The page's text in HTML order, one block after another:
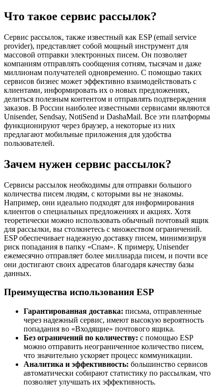
Что такое сервис рассылок?
Сервис рассылок, также известный как ESP (email service
provider), представляет собой мощный инструмент для
массовой отправки электронных писем. Он позволяет
компаниям отправлять сообщения сотням, тысячам и даже
миллионам получателей одновременно. С помощью таких
сервисов бизнес может эффективно взаимодействовать с
клиентами, информировать их о новых предложениях,
делиться полезным контентом и отправлять подтверждения
заказов. В России наиболее известными сервисами являются
Unisender, Sendsay, NotiSend и DashaMail. Все эти платформы
функционируют через браузер, а некоторые из них
предлагают мобильные приложения для удобства
пользователей.
Зачем нужен сервис рассылок?
Сервисы рассылок необходимы для отправки большого
количества писем людям, с которыми вы не знакомы.
Например, они идеально подходят для информирования
клиентов о специальных предложениях и акциях. Хотя
теоретически можно использовать обычный почтовый ящик
для рассылки, вы столкнетесь с множеством ограничений.
ESP обеспечивает надежную доставку писем, минимизируя
риск попадания в папку «Спам». К примеру, Unisender
ежемесячно отправляет более миллиарда писем, и почти все
они достигают своих адресатов благодаря качеству базы
данных.
Преимущества использования ESP
Гарантированная доставка: письма, отправленные
через надежный сервис, имеют высокую вероятность
попадания во «Входящие» почтового ящика.
Без ограничений по количеству: с помощью ESP
можно отправить неограниченное количество писем,
что значительно ускоряет процесс коммуникации.
Аналитика и эффективность: большинство сервисов
автоматически собирают статистику по рассылкам, что
позволяет улучшать их эффективность.